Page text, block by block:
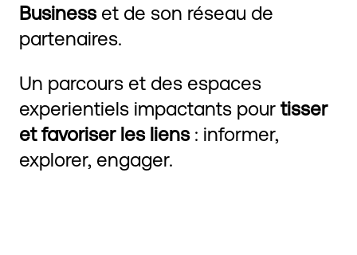
Businesset de son réseau de
partenaires.
Un parcours et des espaces
experientiels impactants pour tisser
et favoriser les liens: informer,
explorer, engager.